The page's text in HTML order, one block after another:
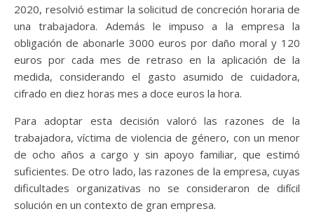
2020, resolvió estimar la solicitud de concreción horaria de
una trabajadora. Además le impuso a la empresa la
obligación de abonarle 3000 euros por daño moral y 120
euros por cada mes de retraso en la aplicación de la
medida, considerando el gasto asumido de cuidadora,
cifrado en diez horas mes a doce euros la hora.
Para adoptar esta decisión valoró las razones de la
trabajadora, víctima de violencia de género, con un menor
de ocho años a cargo y sin apoyo familiar, que estimó
suficientes. De otro lado, las razones de la empresa, cuyas
dificultades organizativas no se consideraron de difícil
solución en un contexto de gran empresa.